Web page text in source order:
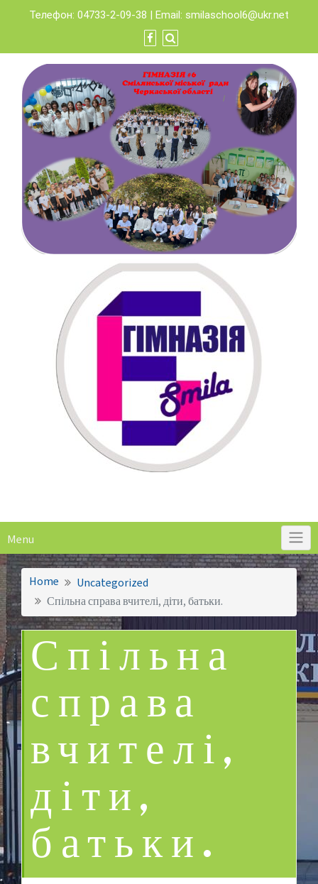
content
Телефон: 04733-2-09-38 | Email: smilaschool6@ukr.net
Menu
Home
Uncategorized
Спільна справа вчителі, діти, батьки.
Спільна
справа
вчителі,
діти,
батьки.